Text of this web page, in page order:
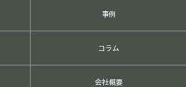
事例
コラム
会社概要